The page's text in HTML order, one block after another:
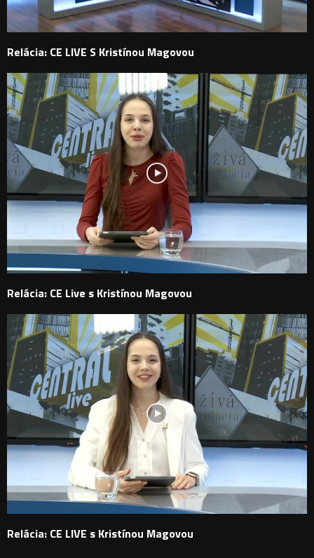
Relácia: CE LIVE S Kristínou Magovou
Relácia: CE Live s Kristínou Magovou
Relácia: CE LIVE s Kristínou Magovou